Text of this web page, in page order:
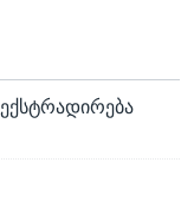
ექსტრადირება